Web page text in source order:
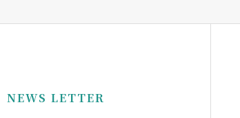
NEWS LETTER